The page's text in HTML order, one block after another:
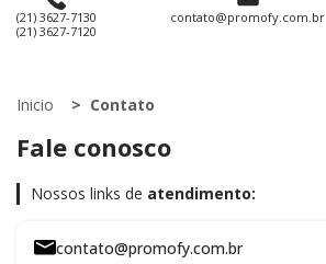
(21) 3627-7130
(21) 3627-7120
contato@promofy.com.br
Inicio Contato
Fale conosco
Nossos links de atendimento:
contato@promofy.com.br